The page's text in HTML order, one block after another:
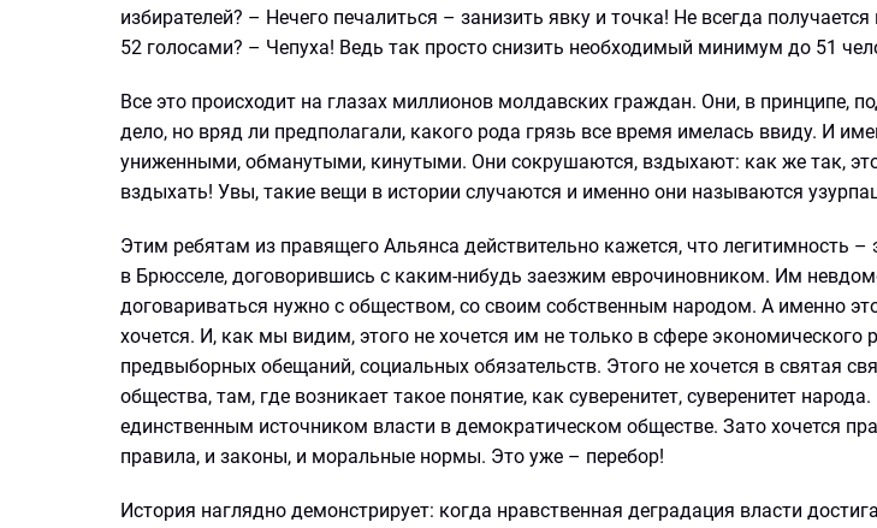
избирателей? – Нечего печалиться – занизить явку и точка! Не всегда
52 голосами? – Чепуха! Ведь так просто снизить необходимый минимум до 51
Все это происходит на глазах миллионов молдавских граждан. Они, в принципе,
дело, но вряд ли предполагали, какого рода грязь все время имелась ввиду. И
униженными, обманутыми, кинутыми. Они сокрушаются, вздыхают: как же так,
вздыхать! Увы, такие вещи в истории случаются и именно они называются
Этим ребятам из правящего Альянса действительно кажется, что легитимность
в Брюсселе, договорившись с каким-нибудь заезжим еврочиновником. Им
договариваться нужно с обществом, со своим собственным народом. А именно
хочется. И, как мы видим, этого не хочется им не только в сфере экономического
предвыборных обещаний, социальных обязательств. Этого не хочется в святая
общества, там, где возникает такое понятие, как суверенитет, суверенитет
единственным источником власти в демократическом обществе. Зато хочется
правила, и законы, и моральные нормы. Это уже – перебор!
История наглядно демонстрирует: когда нравственная деградация власти